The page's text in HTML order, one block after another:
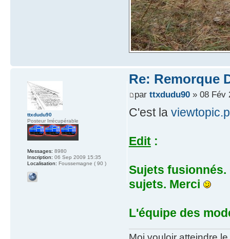
Re: Remorque
par ttxdudu90» 08 Fév
C'est la
Edit:
Sujets
sujets. Merci
L'équipe des
ttxdudu90
Posteur Irrécupérable
Messages: 8980
Inscription: 06 Sep 2009 15:35
Localisation: Foussemagne ( 90 )